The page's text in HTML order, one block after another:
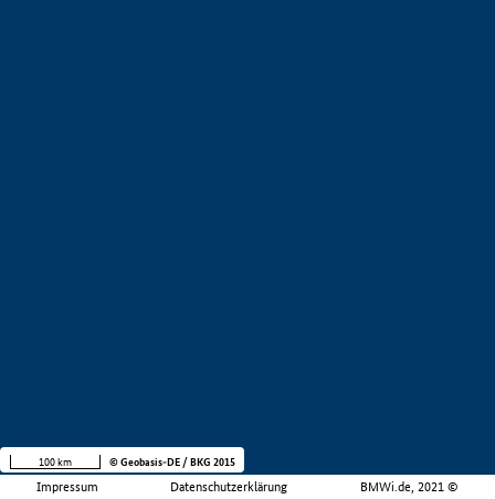
Impressum Datenschutzerklärung BMWi.de, 2021 ©
100 km © Geobasis-DE / BKG 2015